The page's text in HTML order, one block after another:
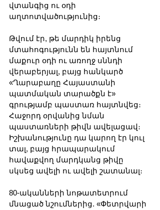
վտանգից ու օդի
աղտոտվածությունից։
Թվում էր, թե մարդիկ իրենց
մտահոգությունն են հայտնում
մաքուր օդի ու առողջ սննդի
վերաբերյալ, բայց հանկարծ
«Ղարաբաղը Հայաստանի
պատմական տարածքն է»
գրությամբ պաստառ հայտնվեց։
Հաջորդ օրվանից նման
պաստառների թիվն ավելացավ։
Իշխանությունը դա կարող էր կուլ
տալ, բայց հրապարակում
հավաքվող մարդկանց թիվը
սկսեց ավելի ու ավելի շատանալ։
80-ականների նոթատետրում
մնացած նշումներից. «Փետրվարի